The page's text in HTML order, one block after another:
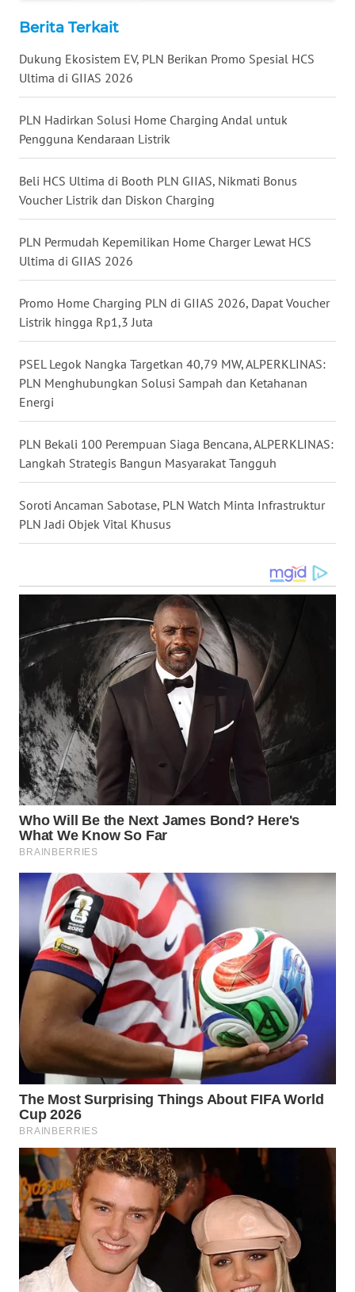
Berita Terkait
Dukung Ekosistem EV, PLN Berikan Promo Spesial HCS
Ultima di GIIAS 2026
PLN Hadirkan Solusi Home Charging Andal untuk
Pengguna Kendaraan Listrik
Beli HCS Ultima di Booth PLN GIIAS, Nikmati Bonus
Voucher Listrik dan Diskon Charging
PLN Permudah Kepemilikan Home Charger Lewat HCS
Ultima di GIIAS 2026
Promo Home Charging PLN di GIIAS 2026, Dapat Voucher
Listrik hingga Rp1,3 Juta
PSEL Legok Nangka Targetkan 40,79 MW, ALPERKLINAS:
PLN Menghubungkan Solusi Sampah dan Ketahanan
Energi
PLN Bekali 100 Perempuan Siaga Bencana, ALPERKLINAS:
Langkah Strategis Bangun Masyarakat Tangguh
Soroti Ancaman Sabotase, PLN Watch Minta Infrastruktur
PLN Jadi Objek Vital Khusus
KALTARA
WN
KALSEL
WN
KALTIM
WN
SULSEL
WN
GORONTALO
WN
SULUT
WN
MALUKU
WN
NIAS
LANGKAT
WN
TAPANULI
SELATAN
WN
TANJUNG
LESUNG
WN
KARO
WN
SIMALUNGUN
LABUHANBATU
TAPANULI
TENGAH
WN DELI
SERDANG
WN
TEBING
TINGGI
WN
PAKPAK